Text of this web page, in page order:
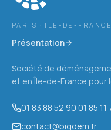
PARIS · ÎLE-DE-FRANCE
Présentation
Société de
et en Île-de-France
01 83 88 52 90·01 85 11
contact@bigdem.fr